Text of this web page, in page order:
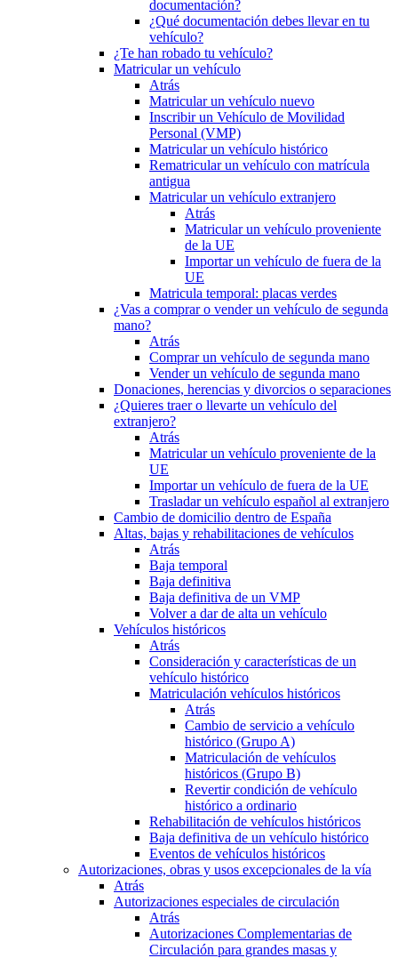
documentación?
¿Qué documentación debes llevar en tu
vehículo?
¿Te han robado tu vehículo?
Matricular un vehículo
Atrás
Matricular un vehículo nuevo
Inscribir un Vehículo de Movilidad
Personal (VMP)
Matricular un vehículo histórico
Rematricular un vehículo con matrícula
antigua
Matricular un vehículo extranjero
Atrás
Matricular un vehículo proveniente
de la UE
Importar un vehículo de fuera de la
UE
Matricula temporal: placas verdes
¿Vas a comprar o vender un vehículo de segunda
mano?
Atrás
Comprar un vehículo de segunda mano
Vender un vehículo de segunda mano
Donaciones, herencias y divorcios o separaciones
¿Quieres traer o llevarte un vehículo del
extranjero?
Atrás
Matricular un vehículo proveniente de la
UE
Importar un vehículo de fuera de la UE
Trasladar un vehículo español al extranjero
Cambio de domicilio dentro de España
Altas, bajas y rehabilitaciones de vehículos
Atrás
Baja temporal
Baja definitiva
Baja definitiva de un VMP
Volver a dar de alta un vehículo
Vehículos históricos
Atrás
Consideración y características de un
vehículo histórico
Matriculación vehículos históricos
Atrás
Cambio de servicio a vehículo
histórico (Grupo A)
Matriculación de vehículos
históricos (Grupo B)
Revertir condición de vehículo
histórico a ordinario
Rehabilitación de vehículos históricos
Baja definitiva de un vehículo histórico
Eventos de vehículos históricos
Autorizaciones, obras y usos excepcionales de la vía
Atrás
Autorizaciones especiales de circulación
Atrás
Autorizaciones Complementarias de
Circulación para grandes masas y